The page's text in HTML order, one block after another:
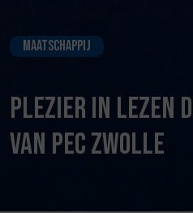
Maatschappij
Plezier in lezen
van PEC Zwolle